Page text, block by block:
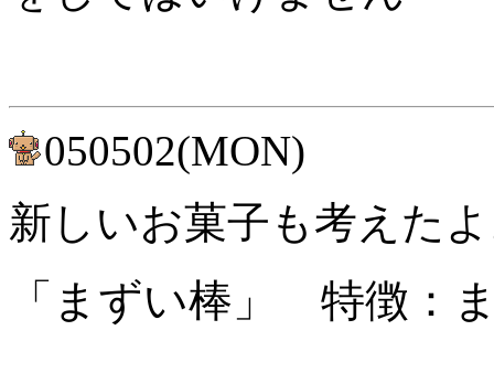
050502(MON)
新しいお菓子も考えた
「まずい棒」 特徴：